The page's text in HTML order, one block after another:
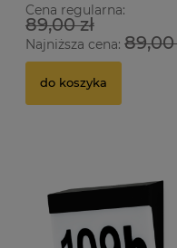
Cena regularna:
89,00 zł
Najniższa cena: 89,00
do koszyka